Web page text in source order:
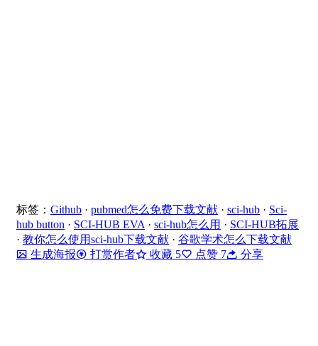
标签： Github · pubmed怎么免费下载文献 · sci-hub · Sci-
hub button · SCI-HUB EVA · sci-hub怎么用 · SCI-HUB拓展
· 教你怎么使用sci-hub下载文献 · 谷歌学术怎么下载文献
生成海报
打赏作者 收藏 5 点赞 7 分享